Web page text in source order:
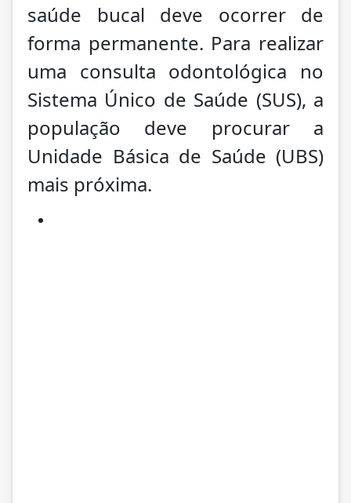
saúde bucal deve ocorrer de
forma permanente. Para realizar
uma consulta odontológica no
Sistema Único de Saúde (SUS), a
população deve procurar a
Unidade Básica de Saúde (UBS)
mais próxima.